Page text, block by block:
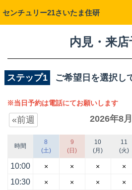
センチュリー21さいたま住研
内見・来
ステップ1 ご希望日を選択し
※当日予約は電話にてお願いします
«前週 2026年8月
時間
10:00
10:30
8
(土)
×
×
9
(日)
×
×
10
(月)
×
×
11
(火)
×
×